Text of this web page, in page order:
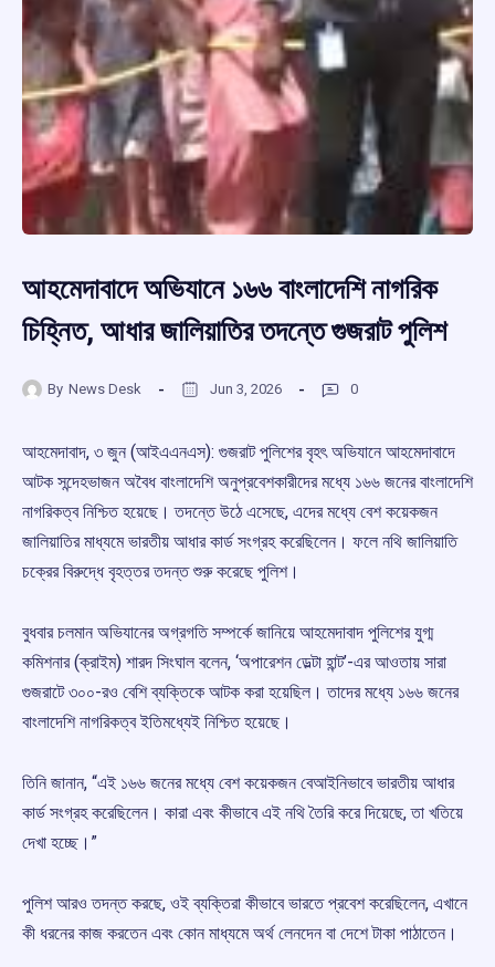
আহমেদাবাদে অভিযানে ১৬৬ বাংলাদেশি নাগরিক
চিহ্নিত, আধার জালিয়াতির তদন্তে গুজরাট পুলিশ
By News Desk Jun 3, 2026 0
আহমেদাবাদ, ৩ জুন (আইএএনএস): গুজরাট পুলিশের বৃহৎ অভিযানে আহমেদাবাদে
আটক সন্দেহভাজন অবৈধ বাংলাদেশি অনুপ্রবেশকারীদের মধ্যে ১৬৬ জনের বাংলাদেশি
নাগরিকত্ব নিশ্চিত হয়েছে। তদন্তে উঠে এসেছে, এদের মধ্যে বেশ কয়েকজন
জালিয়াতির মাধ্যমে ভারতীয় আধার কার্ড সংগ্রহ করেছিলেন। ফলে নথি জালিয়াতি
চক্রের বিরুদ্ধে বৃহত্তর তদন্ত শুরু করেছে পুলিশ।
বুধবার চলমান অভিযানের অগ্রগতি সম্পর্কে জানিয়ে আহমেদাবাদ পুলিশের যুগ্ম
কমিশনার (ক্রাইম) শারদ সিংঘাল বলেন, ‘অপারেশন ডেল্টা হান্ট’-এর আওতায় সারা
গুজরাটে ৩০০-রও বেশি ব্যক্তিকে আটক করা হয়েছিল। তাদের মধ্যে ১৬৬ জনের
বাংলাদেশি নাগরিকত্ব ইতিমধ্যেই নিশ্চিত হয়েছে।
তিনি জানান, “এই ১৬৬ জনের মধ্যে বেশ কয়েকজন বেআইনিভাবে ভারতীয় আধার
কার্ড সংগ্রহ করেছিলেন। কারা এবং কীভাবে এই নথি তৈরি করে দিয়েছে, তা খতিয়ে
দেখা হচ্ছে।”
পুলিশ আরও তদন্ত করছে, ওই ব্যক্তিরা কীভাবে ভারতে প্রবেশ করেছিলেন, এখানে
কী ধরনের কাজ করতেন এবং কোন মাধ্যমে অর্থ লেনদেন বা দেশে টাকা পাঠাতেন।